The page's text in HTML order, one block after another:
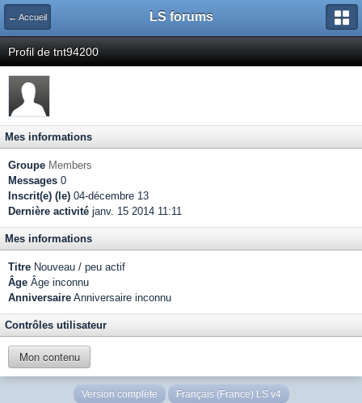
← Accueil LS forums
Profil de tnt94200
Mes informations
Groupe Members
Messages 0
Inscrit(e) (le) 04-décembre 13
Dernière activité janv. 15 2014 11:11
Mes informations
Titre Nouveau / peu actif
Âge Âge inconnu
Anniversaire Anniversaire inconnu
Contrôles utilisateur
Mon contenu
Version complète Français (France) LS v4